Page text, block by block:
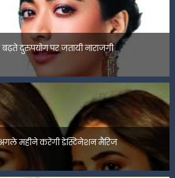
दुरुपयोग पर जतायी नाराजगी
महीने करेंगी डेस्टिनेशन मैरिज